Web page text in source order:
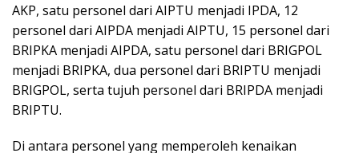
AKP, satu personel dari AIPTU menjadi IPDA, 12
personel dari AIPDA menjadi AIPTU, 15 personel dari
BRIPKA menjadi AIPDA, satu personel dari BRIGPOL
menjadi BRIPKA, dua personel dari BRIPTU menjadi
BRIGPOL, serta tujuh personel dari BRIPDA menjadi
BRIPTU.
Di antara personel yang memperoleh kenaikan